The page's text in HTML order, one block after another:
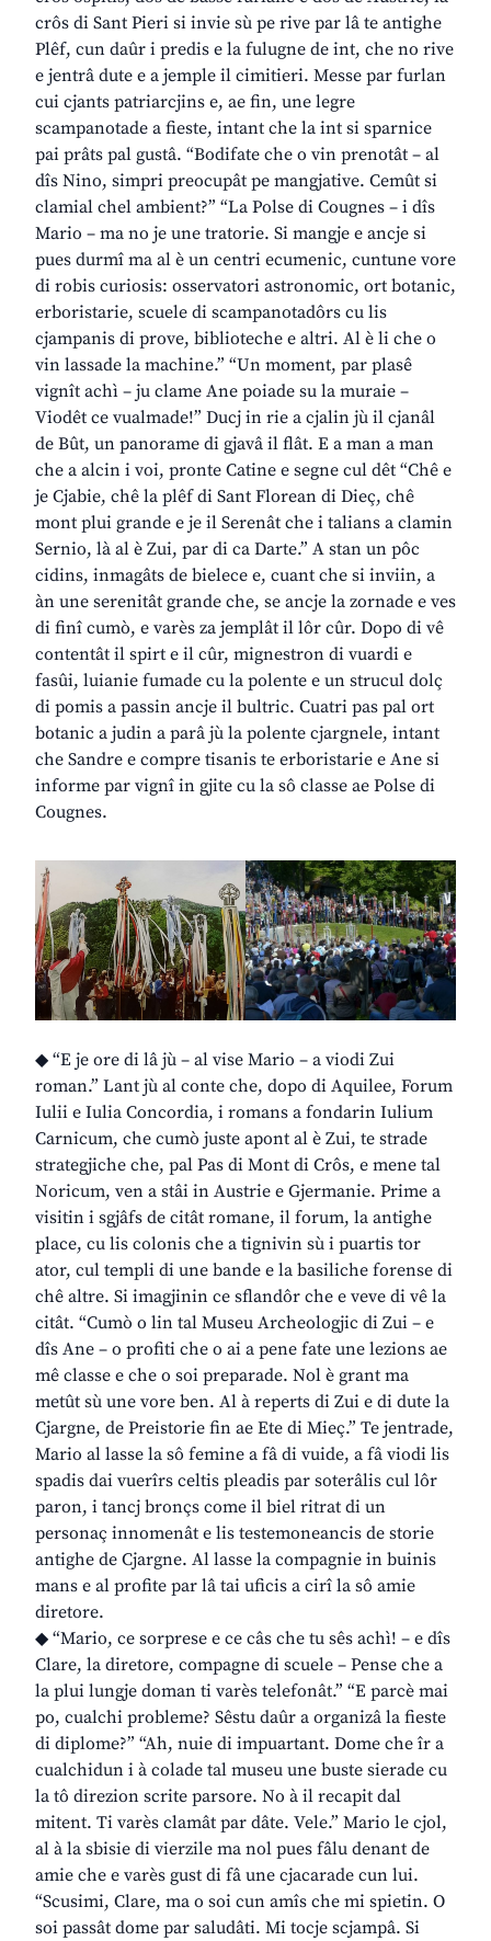
crôs di Sant Pieri si invie sù pe rive par lâ te antighe
Plêf, cun daûr i predis e la fulugne de int, che no rive
e jentrâ dute e a jemple il cimitieri. Messe par furlan
cui cjants patriarcjins e, ae fin, une legre
scampanotade a fieste, intant che la int si sparnice
pai prâts pal gustâ. “Bodifate che o vin prenotât – al
dîs Nino, simpri preocupât pe mangjative. Cemût si
clamial chel ambient?” “La Polse di Cougnes – i dîs
Mario – ma no je une tratorie. Si mangje e ancje si
pues durmî ma al è un centri ecumenic, cuntune vore
di robis curiosis: osservatori astronomic, ort botanic,
erboristarie, scuele di scampanotadôrs cu lis
cjampanis di prove, biblioteche e altri. Al è li che o
vin lassade la machine.” “Un moment, par plasê
vignît achì – ju clame Ane poiade su la muraie –
Viodêt ce vualmade!” Ducj in rie a cjalin jù il cjanâl
de Bût, un panorame di gjavâ il flât. E a man a man
che a alcin i voi, pronte Catine e segne cul dêt “Chê e
je Cjabie, chê la plêf di Sant Florean di Dieç, chê
mont plui grande e je il Serenât che i talians a clamin
Sernio, là al è Zui, par di ca Darte.” A stan un pôc
cidins, inmagâts de bielece e, cuant che si inviin, a
àn une serenitât grande che, se ancje la zornade e ves
di finî cumò, e varès za jemplât il lôr cûr. Dopo di vê
contentât il spirt e il cûr, mignestron di vuardi e
fasûi, luianie fumade cu la polente e un strucul dolç
di pomis a passin ancje il bultric. Cuatri pas pal ort
botanic a judin a parâ jù la polente cjargnele, intant
che Sandre e compre tisanis te erboristarie e Ane si
informe par vignî in gjite cu la sô classe ae Polse di
Cougnes.
◆ “E je ore di lâ jù – al vise Mario – a viodi Zui
roman.” Lant jù al conte che, dopo di Aquilee, Forum
Iulii e Iulia Concordia, i romans a fondarin Iulium
Carnicum, che cumò juste apont al è Zui, te strade
strategjiche che, pal Pas di Mont di Crôs, e mene tal
Noricum, ven a stâi in Austrie e Gjermanie. Prime a
visitin i sgjâfs de citât romane, il forum, la antighe
place, cu lis colonis che a tignivin sù i puartis tor
ator, cul templi di une bande e la basiliche forense di
chê altre. Si imagjinin ce sflandôr che e veve di vê la
citât. “Cumò o lin tal Museu Archeologjic di Zui – e
dîs Ane – o profiti che o ai a pene fate une lezions ae
mê classe e che o soi preparade. Nol è grant ma
metût sù une vore ben. Al à reperts di Zui e di dute la
Cjargne, de Preistorie fin ae Ete di Mieç.” Te jentrade,
Mario al lasse la sô femine a fâ di vuide, a fâ viodi lis
spadis dai vuerîrs celtis pleadis par soterâlis cul lôr
paron, i tancj bronçs come il biel ritrat di un
personaç innomenât e lis testemoneancis de storie
antighe de Cjargne. Al lasse la compagnie in buinis
mans e al profite par lâ tai uficis a cirî la sô amie
diretore.
◆ “Mario, ce sorprese e ce câs che tu sês achì! – e dîs
Clare, la diretore, compagne di scuele – Pense che a
la plui lungje doman ti varès telefonât.” “E parcè mai
po, cualchi probleme? Sêstu daûr a organizâ la fieste
di diplome?” “Ah, nuie di impuartant. Dome che îr a
cualchidun i à colade tal museu une buste sierade cu
la tô direzion scrite parsore. No à il recapit dal
mitent. Ti varès clamât par dâte. Vele.” Mario le cjol,
al à la sbisie di vierzile ma nol pues fâlu denant de
amie che e varès gust di fâ une cjacarade cun lui.
“Scusimi, Clare, ma o soi cun amîs che mi spietin. O
soi passât dome par saludâti. Mi tocje scjampâ. Si